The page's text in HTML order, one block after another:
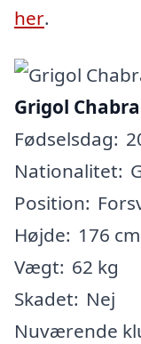
her.
Grigol
Fødselsdag:
Nationalitet:
Position:
Højde: 176 cm
Vægt: 62 kg
Skadet: Nej
Nuværende